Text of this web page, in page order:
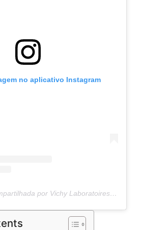
no aplicativo Instagram
Uma postagem compartilhada por Vichy Laboratoires (@vichylaboratoires).